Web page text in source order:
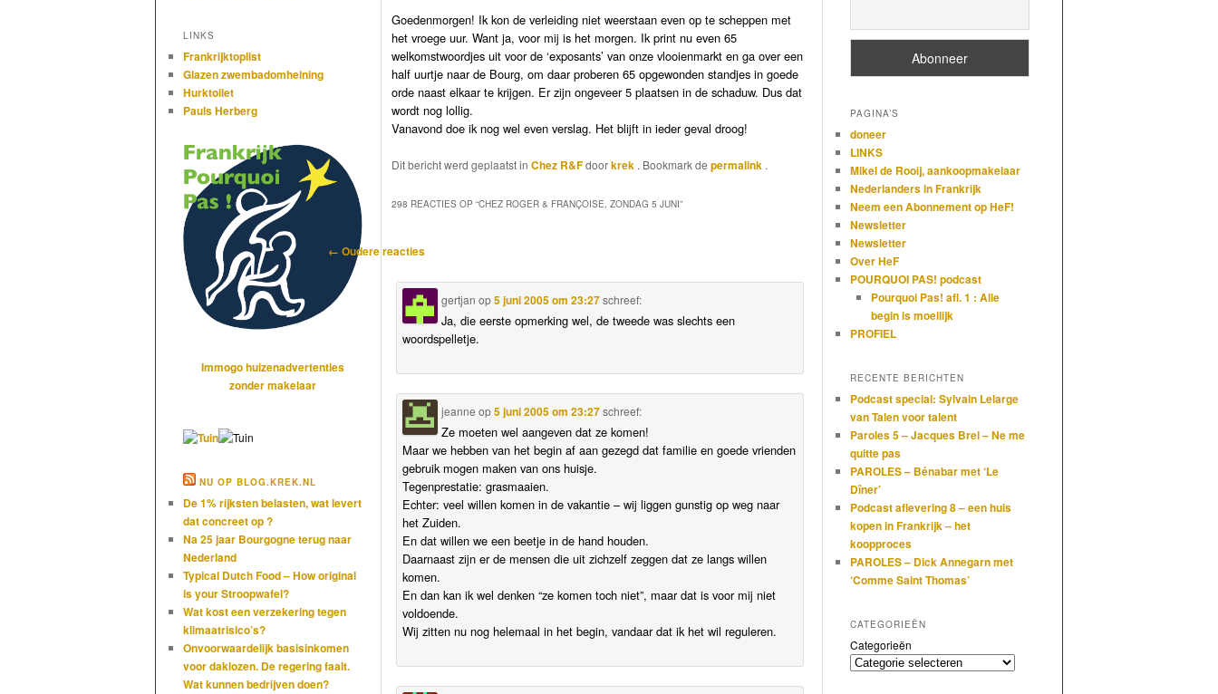
Goedenmorgen! Ik kon de verleiding niet weerstaan even op te scheppen met
het vroege uur. Want ja, voor mij is het morgen. Ik print nu even 65
welkomstwoordjes uit voor de ‘exposants’ van onze vlooienmarkt en ga over een
half uurtje naar de Bourg, om daar proberen 65 opgewonden standjes in goede
orde naast elkaar te krijgen. Er zijn ongeveer 5 plaatsen in de schaduw. Dus dat
wordt nog lollig.
Vanavond doe ik nog wel even verslag. Het blijft in ieder geval droog!
Dit bericht werd geplaatst inChez R&Fdoorkrek . Bookmark depermalink .
298 REACTIES OP “CHEZ ROGER & FRANÇOISE, ZONDAG 5 JUNI”
Reactienavigatie
← Oudere reacties
gertjan op5 juni 2005 om 23:27schreef:
Ja, die eerste opmerking wel, de tweede was slechts een
woordspelletje.
jeanne op5 juni 2005 om 23:27schreef:
Ze moeten wel aangeven dat ze komen!
Maar we hebben van het begin af aan gezegd dat familie en goede vrienden
gebruik mogen maken van ons huisje.
Tegenprestatie: grasmaaien.
Echter: veel willen komen in de vakantie – wij liggen gunstig op weg naar
het Zuiden.
En dat willen we een beetje in de hand houden.
Daarnaast zijn er de mensen die uit zichzelf zeggen dat ze langs willen
komen.
En dan kan ik wel denken “ze komen toch niet”, maar dat is voor mij niet
voldoende.
Wij zitten nu nog helemaal in het begin, vandaar dat ik het wil reguleren.
LINKS
Frankrijktoplist
Glazen zwembadomheining
Hurktoilet
Pauls Herberg
Immogo huizenadvertenties
zonder makelaar
NU OP BLOG.KREK.NL
De 1% rijksten belasten, wat levert
dat concreet op ?
Na 25 jaar Bourgogne terug naar
Nederland
Typical Dutch Food – How original
is your Stroopwafel?
Wat kost een verzekering tegen
klimaatrisico’s?
Onvoorwaardelijk basisinkomen
voor daklozen. De regering faalt.
Wat kunnen bedrijven doen?
PAGINA’S
doneer
LINKS
Mikel de Rooij, aankoopmakelaar
Nederlanders in Frankrijk
Neem een Abonnement op HeF!
Newsletter
Newsletter
Over HeF
POURQUOI PAS! podcast
Pourquoi Pas! afl. 1 : Alle
begin is moeilijk
PROFIEL
RECENTE BERICHTEN
Podcast special: Sylvain Lelarge
van Talen voor talent
Paroles 5 – Jacques Brel – Ne me
quitte pas
PAROLES – Bénabar met ‘Le
Dîner’
Podcast aflevering 8 – een huis
kopen in Frankrijk – het
koopproces
PAROLES – Dick Annegarn met
‘Comme Saint Thomas’
CATEGORIEËN
Categorieën